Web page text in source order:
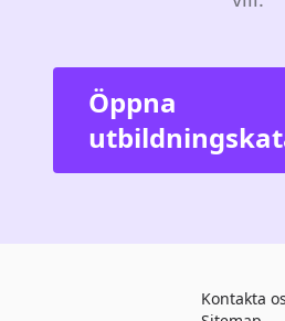
Öppna
Kontakta